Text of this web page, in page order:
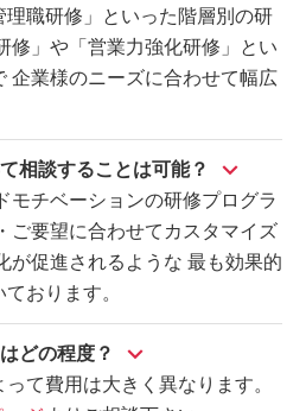
理職研修」といった階層別の研
修」や「営業力強化研修」とい
企業様のニーズに合わせて幅広
相談することは可能？
モチベーションの研修プログラ
ご要望に合わせてカスタマイズ
が促進されるような 最も効果的
おります。
どの程度？
て費用は大きく異なります。